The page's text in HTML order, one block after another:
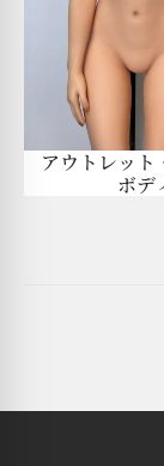
アウトレッ
ボデ